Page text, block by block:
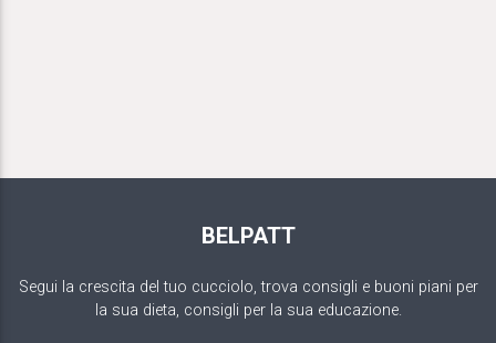
BELPATT
Segui la crescita del tuo cucciolo, trova consigli e buoni piani per
la sua dieta, consigli per la sua educazione.